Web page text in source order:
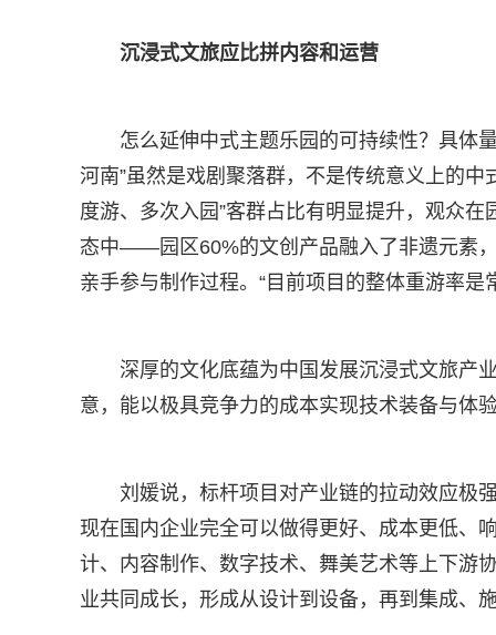
沉浸式文旅应比拼内容和运营
怎么延伸中式主题乐园的可持续性？具体
河南”虽然是戏剧聚落群，不是传统意义上的中
度游、多次入园”客群占比有明显提升，观众
态中——园区60%的文创产品融入了非遗元素
亲手参与制作过程。“目前项目的整体重游率是
深厚的文化底蕴为中国发展沉浸式文旅产
意，能以极具竞争力的成本实现技术装备与体
刘媛说，标杆项目对产业链的拉动效应极
现在国内企业完全可以做得更好、成本更低、
计、内容制作、数字技术、舞美艺术等上下游
业共同成长，形成从设计到设备，再到集成、